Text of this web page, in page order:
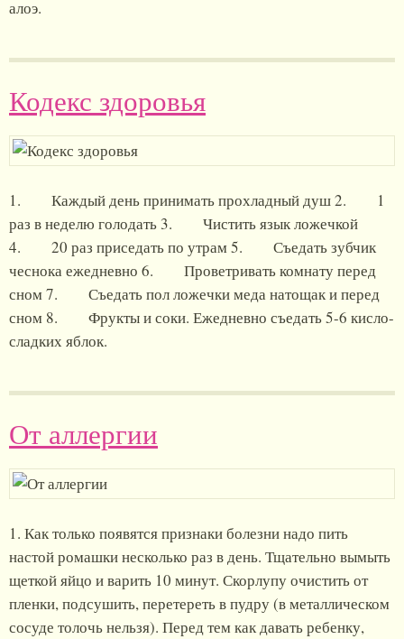
алоэ.
Кодекс здоровья
1. Каждый день принимать прохладный душ 2. 1
раз в неделю голодать 3. Чистить язык ложечкой
4. 20 раз приседать по утрам 5. Съедать зубчик
чеснока ежедневно 6. Проветривать комнату перед
сном 7. Съедать пол ложечки меда натощак и перед
сном 8. Фрукты и соки. Ежедневно съедать 5-6 кисло-
сладких яблок.
От аллергии
1. Как только появятся признаки болезни надо пить
настой ромашки несколько раз в день. Тщательно вымыть
щеткой яйцо и варить 10 минут. Скорлупу очистить от
пленки, подсушить, перетереть в пудру (в металлическом
сосуде толочь нельзя). Перед тем как давать ребенку,